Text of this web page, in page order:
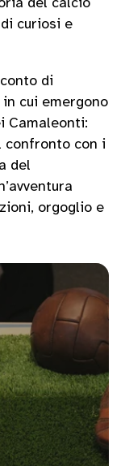
curiosi e
di
cui emergono
Camaleonti:
confronto con i
del
orgoglio e